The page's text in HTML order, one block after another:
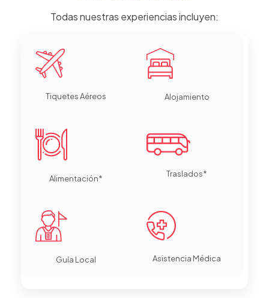
Todas nuestras experiencias incluyen:
Tiquetes Aéreos Alojamiento
Alimentación* Traslados*
Guía Local Asistencia Médica